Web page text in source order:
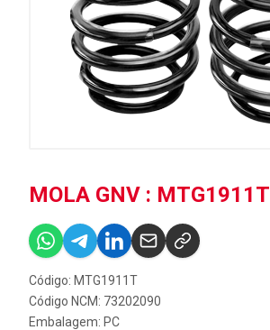
MOLA GNV : MTG1911T
Código: MTG1911T
Código NCM: 73202090
Embalagem: PC